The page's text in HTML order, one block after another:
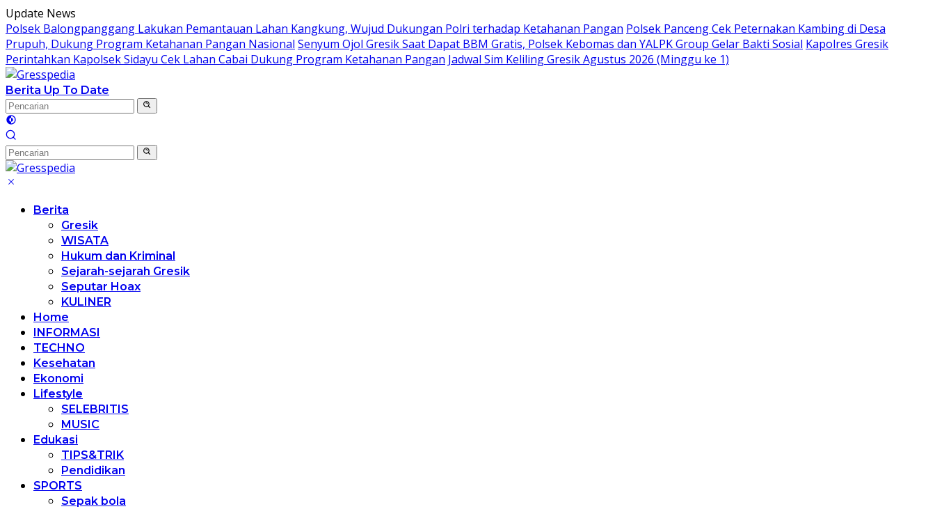
Langsung
ke
konten
Update News
Polsek Balongpanggang Lakukan Pemantauan Lahan Kangkung, Wujud Dukungan Polri terhadap Ketahanan Pangan Polsek Panceng Cek Peternakan Kambing di Desa
Prupuh, Dukung Program Ketahanan Pangan Nasional Senyum Ojol Gresik Saat Dapat BBM Gratis, Polsek Kebomas dan YALPK Group Gelar Bakti Sosial Kapolres Gresik
Perintahkan Kapolsek Sidayu Cek Lahan Cabai Dukung Program Ketahanan Pangan Jadwal Sim Keliling Gresik Agustus 2026 (Minggu ke 1)
Berita Up To Date
Berita
Gresik
WISATA
Hukum dan Kriminal
Sejarah-sejarah Gresik
Seputar Hoax
KULINER
Home
INFORMASI
TECHNO
Kesehatan
Ekonomi
Lifestyle
SELEBRITIS
MUSIC
Edukasi
TIPS&TRIK
Pendidikan
SPORTS
Sepak bola